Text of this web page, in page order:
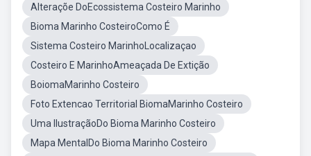
Alteraçõe DoEcossistema Costeiro Marinho
Bioma Marinho CosteiroComo É
Sistema Costeiro MarinhoLocalizaçao
Costeiro E MarinhoAmeaçada De Extição
BoiomaMarinho Costeiro
Foto Extencao Territorial BiomaMarinho Costeiro
Uma IlustraçãoDo Bioma Marinho Costeiro
Mapa MentalDo Bioma Marinho Costeiro